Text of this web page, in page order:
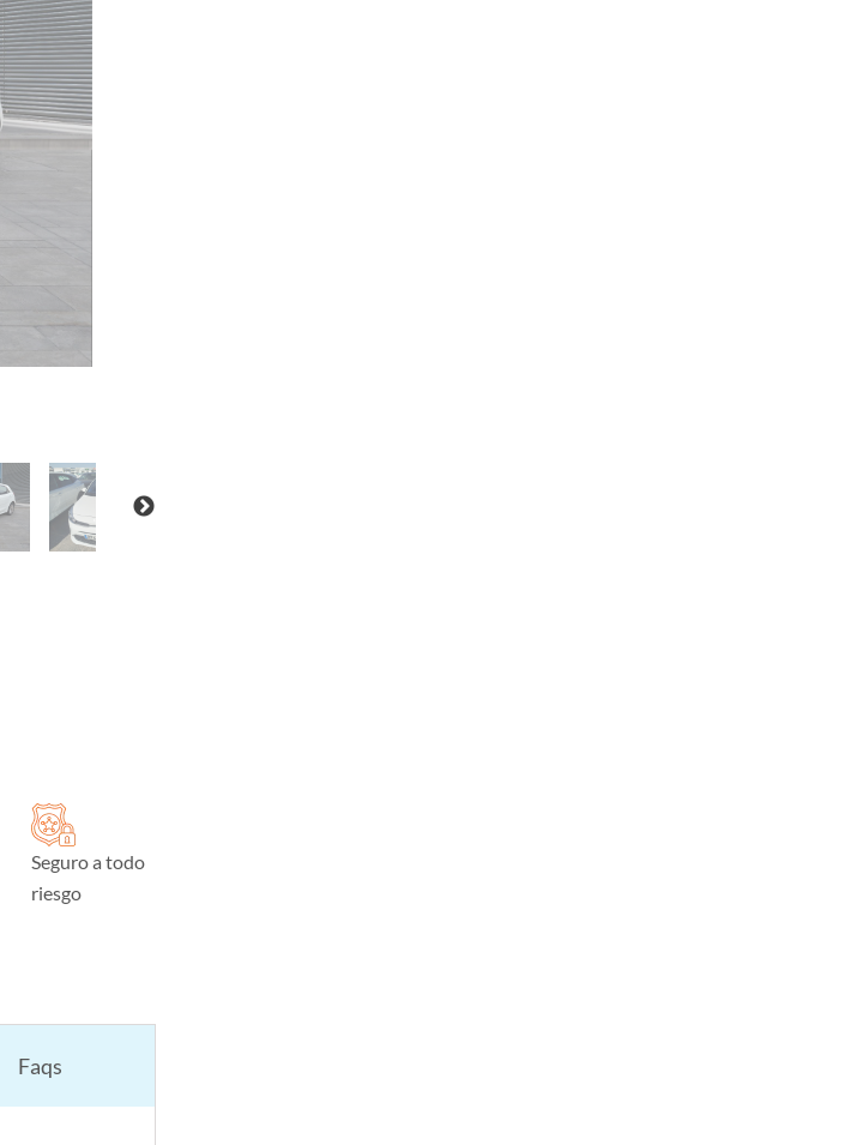
Seguro a todo
riesgo
Faqs